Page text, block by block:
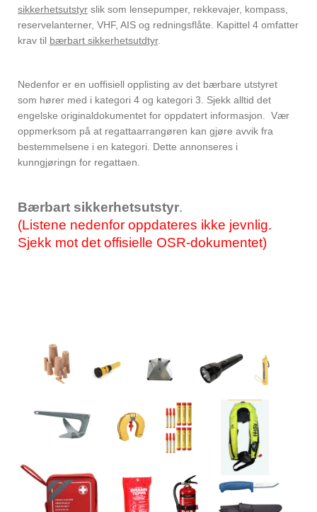
sikkerhetsutstyr slik som lensepumper, rekkevajer, kompass,
reservelanterner, VHF, AIS og redningsflåte. Kapittel 4 omfatter
krav til bærbart sikkerhetsutdtyr.
Nedenfor er en uoffisiell opplisting av det bærbare utstyret
som hører med i kategori 4 og kategori 3. Sjekk alltid det
engelske originaldokumentet for oppdatert informasjon. Vær
oppmerksom på at regattaarrangøren kan gjøre avvik fra
bestemmelsene i en kategori. Dette annonseres i
kunngjøringn for regattaen.
Bærbart sikkerhetsutstyr.
(Listene nedenfor oppdateres ikke jevnlig.
Sjekk mot det offisielle OSR-dokumentet)